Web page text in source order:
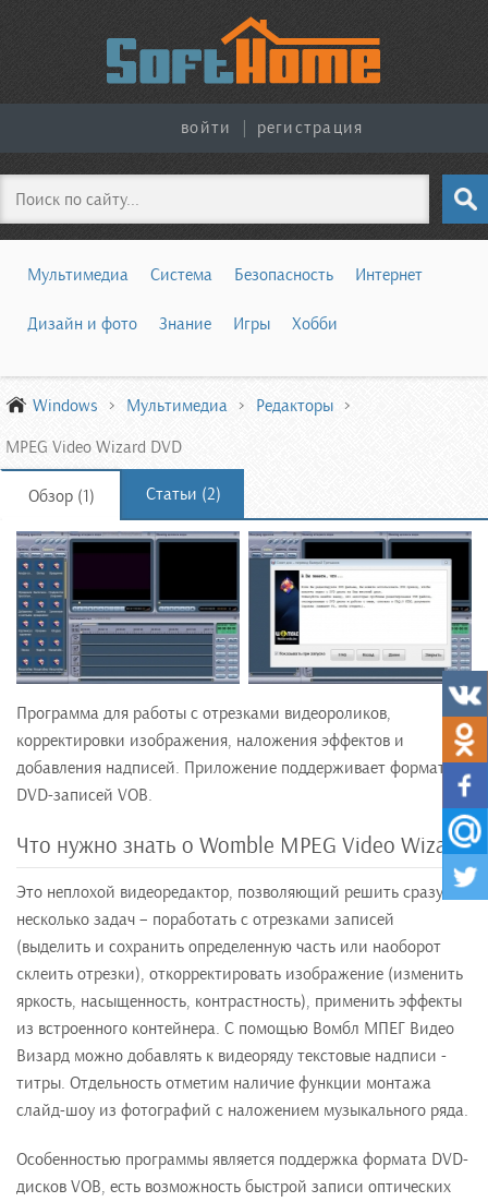
войти регистрация
Поиск
Мультимедиа Система Безопасность Интернет
Дизайн и фото Знание Игры Хобби
Windows Мультимедиа
Редакторы
MPEG Video Wizard DVD
Обзор (1) Статьи (2)
Программа для работы с отрезками видеороликов,
корректировки изображения, наложения эффектов и
добавления надписей. Приложение поддерживает формат
DVD-записей VOB.
Что нужно знать о Womble MPEG Video Wizard
Это неплохой видеоредактор, позволяющий решить сразу
несколько задач – поработать с отрезками записей
(выделить и сохранить определенную часть или наоборот
склеить отрезки), откорректировать изображение (изменить
яркость, насыщенность, контрастность), применить эффекты
из встроенного контейнера. С помощью Вомбл МПЕГ Видео
Визард можно добавлять к видеоряду текстовые надписи -
титры. Отдельность отметим наличие функции монтажа
слайд-шоу из фотографий с наложением музыкального ряда.
Особенностью программы является поддержка формата DVD-
дисков VOB, есть возможность быстрой записи оптических